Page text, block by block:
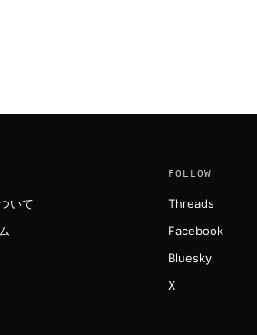
いて
FOLLOW
Threads
Facebook
Bluesky
X